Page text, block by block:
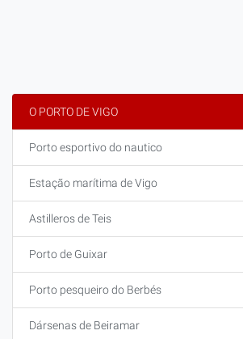
O PORTO DE VIGO
Porto esportivo do nautico
Estação marítima de Vigo
Astilleros de Teis
Porto de Guixar
Porto pesqueiro do Berbés
Dársenas de Beiramar